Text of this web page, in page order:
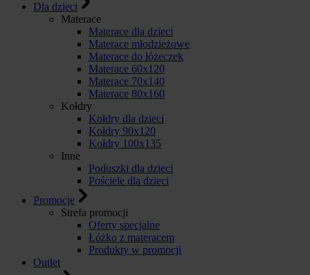
Dla dzieci
Materace
Materace dla dzieci
Materace młodzieżowe
Materace do łóżeczek
Materace 60x120
Materace 70x140
Materace 80x160
Kołdry
Kołdry dla dzieci
Kołdry 90x120
Kołdry 100x135
Inne
Poduszki dla dzieci
Pościele dla dzieci
Promocje
Strefa promocji
Oferty specjalne
Łóżko z materacem
Produkty w promocji
Outlet